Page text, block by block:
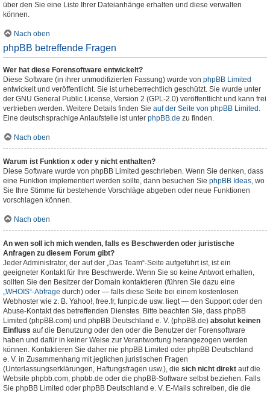
über den Sie eine Liste Ihrer Dateianhänge erhalten und diese verwalten
können.
Nach oben
phpBB betreffende Fragen
Wer hat diese Forensoftware entwickelt?
Diese Software (in ihrer unmodifizierten Fassung) wurde von phpBB Limited
entwickelt und veröffentlicht. Sie ist urheberrechtlich geschützt. Sie wurde unter
der GNU General Public License, Version 2 (GPL-2.0) veröffentlicht und kann frei
vertrieben werden. Weitere Details finden Sie auf der Seite von phpBB Limited .
Eine deutschsprachige Anlaufstelle ist unter phpBB.de zu finden.
Nach oben
Warum ist Funktion x oder y nicht enthalten?
Diese Software wurde von phpBB Limited geschrieben. Wenn Sie denken, dass
eine Funktion implementiert werden sollte, dann besuchen Sie phpBB Ideas, wo
Sie Ihre Stimme für bestehende Vorschläge abgeben oder neue Funktionen
vorschlagen können.
Nach oben
An wen soll ich mich wenden, falls es Beschwerden oder juristische
Anfragen zu diesem Forum gibt?
Jeder Administrator, der auf der „Das Team“-Seite aufgeführt ist, ist ein
geeigneter Kontakt für Ihre Beschwerde. Wenn Sie so keine Antwort erhalten,
sollten Sie den Besitzer der Domain kontaktieren (führen Sie dazu eine
„WHOIS“-Abfrage durch) oder — falls diese Seite bei einem kostenlosen
Webhoster wie z. B. Yahoo!, free.fr, funpic.de usw. liegt — den Support oder den
Abuse-Kontakt des betreffenden Dienstes. Bitte beachten Sie, dass phpBB
Limited (phpBB.com) und phpBB Deutschland e. V. (phpBB.de) absolut keinen
Einfluss auf die Benutzung oder den oder die Benutzer der Forensoftware
haben und dafür in keiner Weise zur Verantwortung herangezogen werden
können. Kontaktieren Sie daher nie phpBB Limited oder phpBB Deutschland
e. V. in Zusammenhang mit jeglichen juristischen Fragen
(Unterlassungserklärungen, Haftungsfragen usw.), die sich nicht direkt auf die
Website phpbb.com, phpbb.de oder die phpBB-Software selbst beziehen. Falls
Sie phpBB Limited oder phpBB Deutschland e. V. E-Mails schreiben, die die